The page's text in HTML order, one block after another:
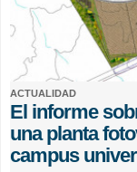
ACTUALIDAD
El informe
una planta
campus